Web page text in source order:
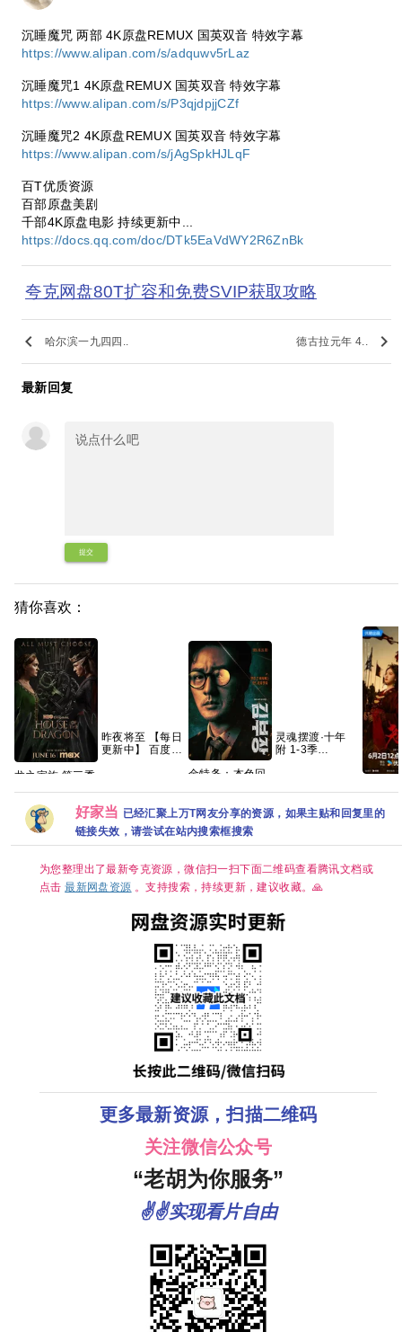
沉睡魔咒 两部 4K原盘REMUX 国英双音 特效字幕
https://www.alipan.com/s/adquwv5rLaz
沉睡魔咒1 4K原盘REMUX 国英双音 特效字幕
https://www.alipan.com/s/P3qjdpjjCZf
沉睡魔咒2 4K原盘REMUX 国英双音 特效字幕
https://www.alipan.com/s/jAgSpkHJLqF
百T优质资源
百部原盘美剧
千部4K原盘电影 持续更新中...
https://docs.qq.com/doc/DTk5EaVdWY2R6ZnBk
夸克网盘80T扩容和免费SVIP获取攻略
keyboard_arrow_left 哈尔滨一九四四.. 德古拉元年 4.. keyboard_arrow_right
最新回复
提交
猜你喜欢：
龙之家族 第三季
码率][内封简繁
英][附1-2季]
昨夜将至 【每日
更新中】 百度
金特务：本色回
音轨内封官方简
繁英韩多国字
幕.1080p.NF.WEB-
DL.M【单集2～
3GB】
灵魂摆渡·十年
附 1-3季
24集/
装/权谋
好家当 已经汇聚上万T网友分享的资源，如果主贴和回复里的
链接失效，请尝试在站内搜索框搜索
为您整理出了最新夸克资源，微信扫一扫下面二维码查看腾讯文档或
点击最新网盘资源 。支持搜索，持续更新，建议收藏。🙏
更多最新资源，扫描二维码
关注微信公众号
“老胡为你服务”
✌✌实现看片自由